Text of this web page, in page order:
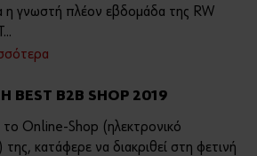
η γνωστή πλέον εβδομάδα της RW
BEST B2B SHOP 2019
Online-Shop (ηλεκτρονικό
της, κατάφερε να διακριθεί στη φετινή